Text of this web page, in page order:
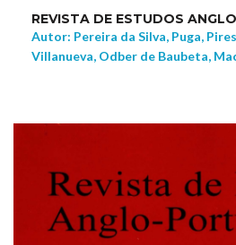
REVISTA DE ESTUDOS
Autor: Pereira da Silva, Puga,
Villanueva, Odber de Baubeta,